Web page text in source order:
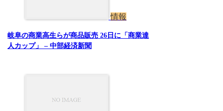
情報
岐阜の商業高生らが商品販売 26日に「商業達
人カップ」 – 中部経済新聞